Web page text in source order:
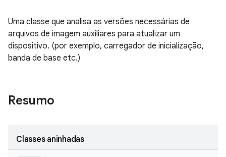
Uma classe que analisa as versões necessárias de
arquivos de imagem auxiliares para atualizar um
dispositivo. (por exemplo, carregador de inicialização,
banda de base etc.)
Resumo
Classes aninhadas